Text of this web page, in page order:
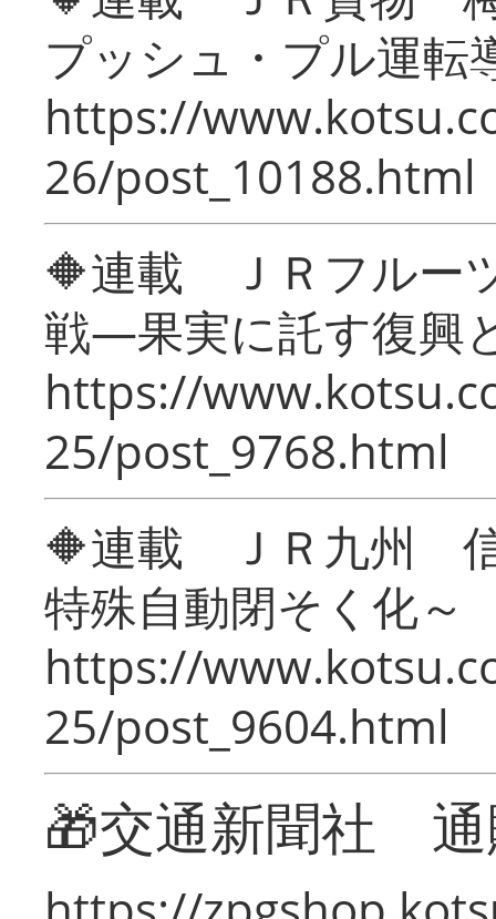
プッシュ・プル運転
https://
26/post_10188.html
🔶連載 ＪＲフルー
戦―果実に託す復興
https://
25/post_9768.html
🔶連載 ＪＲ九州 信
特殊自動閉そく化～
https://
25/post_9604.html
🎁交通新聞社